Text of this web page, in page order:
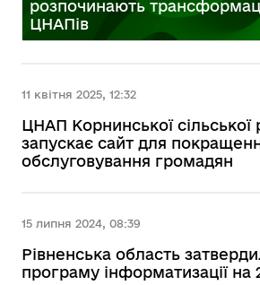
розпочинають
ЦНАПів
ЦНАП Корнинської сільської
запускає сайт для
обслуговування громадян
11 квітня 2025, 12:32
Рівненська область
програму інформатизації на
15 липня 2024, 08:39